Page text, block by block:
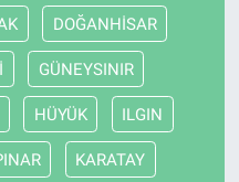
DOĞANHİSAR
GÜNEYSINIR
HÜYÜK ILGIN
KARATAY